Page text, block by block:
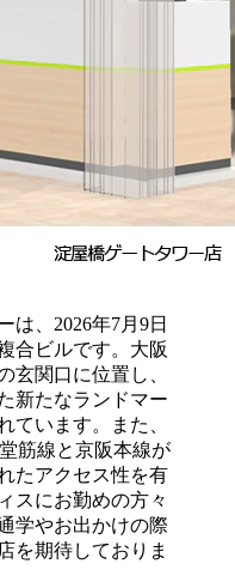
は、2026年7月9日
合ビルです。大阪
玄関口に位置し、
新たなランドマー
ています。また、
筋線と京阪本線が
たアクセス性を有
スにお勤めの方々
学やお出かけの際
を期待しておりま